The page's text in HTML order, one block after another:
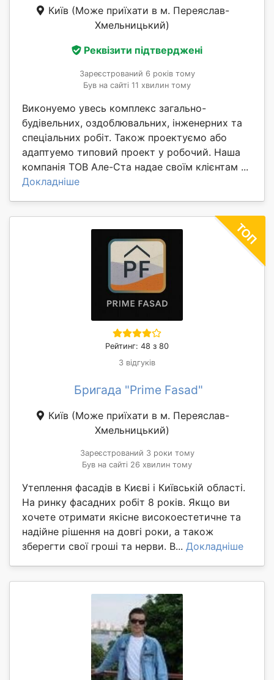
Київ (Може приїхати в м. Переяслав-
Хмельницький)
Реквізити підтверджені
Зареєстрований 6 років тому
Був на сайті 11 хвилин тому
Виконуемо увесь комплекс загально-
будівельних, оздоблювальних, інженерних та
спеціальних робіт. Також проектуємо або
адаптуемо типовий проект у робочий. Наша
компанія ТОВ Але-Ста надае своїм клієнтам ...
Докладніше
Рейтинг: 48 з 80
3 відгуків
Бригада "Prime Fasad"
Київ (Може приїхати в м. Переяслав-
Хмельницький)
Зареєстрований 3 роки тому
Був на сайті 26 хвилин тому
Утеплення фасадів в Києві і Київській області.
На ринку фасадних робіт 8 років. Якщо ви
хочете отримати якісне високоестетичне та
надійне рішення на довгі роки, а також
зберегти свої гроші та нерви. В... Докладніше